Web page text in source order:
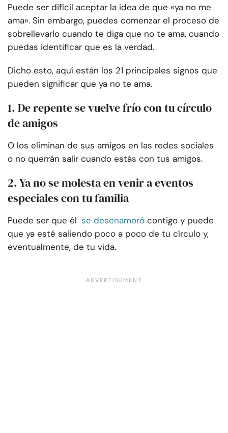
Puede ser difícil aceptar la idea de que «ya no me
ama». Sin embargo, puedes comenzar el proceso de
sobrellevarlo cuando te diga que no te ama, cuando
puedas identificar que es la verdad.
Dicho esto, aquí están los 21 principales signos que
pueden significar que ya no te ama.
1. De repente se vuelve frío con tu círculo
de amigos
O los eliminan de sus amigos en las redes sociales
o no querrán salir cuando estás con tus amigos.
2. Ya no se molesta en venir a eventos
especiales con tu familia
Puede ser que él se desenamoró contigo y puede
que ya esté saliendo poco a poco de tu círculo y,
eventualmente, de tu vida.